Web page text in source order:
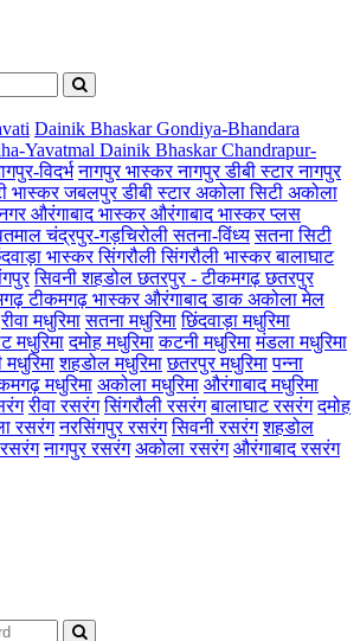
Dainik Bhaskar Gondiya-Bhandara
Yavatmal Dainik Bhaskar Chandrapur-
विदर्भ नागपुर भास्करनागपुर डीबी स्टारनागपुर
भास्करजबलपुर डीबी स्टारअकोला सिटी अकोला
औरंगाबाद भास्करऔरंगाबाद भास्कर प्लस
चंद्रपुर-गड़चिरोलीसतना-विंध्य सतना सिटी
भास्करसिंगरौलीसिंगरौली भास्करबालाघाट
सिवनीशहडोलछतरपुर - टीकमगढ़छतरपुर
टीकमगढ़ भास्करऔरंगाबाद डाकअकोला मेल
रीवा मधुरिमा सतना मधुरिमा छिंदवाड़ा मधुरिमा
मधुरिमा दमोह मधुरिमा कटनी मधुरिमा मंडला मधुरिमा
मधुरिमा शहडोल मधुरिमा छतरपुर मधुरिमा पन्ना
मधुरिमा अकोला मधुरिमा औरंगाबाद मधुरिमा
रीवा रसरंग सिंगरौली रसरंग बालाघाट रसरंग दमोह
रसरंग नरसिंगपुर रसरंग सिवनी रसरंग शहडोल
नागपुर रसरंग अकोला रसरंग औरंगाबाद रसरंग